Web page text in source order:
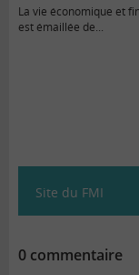
La vie économique et
est émaillée de...
Site du FMI
0 commentaire